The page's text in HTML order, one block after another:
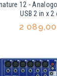
12 -
USB 2 in x 2
2 089,00